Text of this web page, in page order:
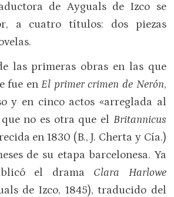
de Ayguals de Izco se
a cuatro títulos: dos piezas
las primeras obras en las que
fue enEl primer crimen de Nerón,
y en cinco actos «arreglada al
no es otra que el Britannicus
en 1830 (B., J. Cherta y Cía.)
de su etapa barcelonesa. Ya
el drama Clara Harlowe
de Izco, 1845), traducido del